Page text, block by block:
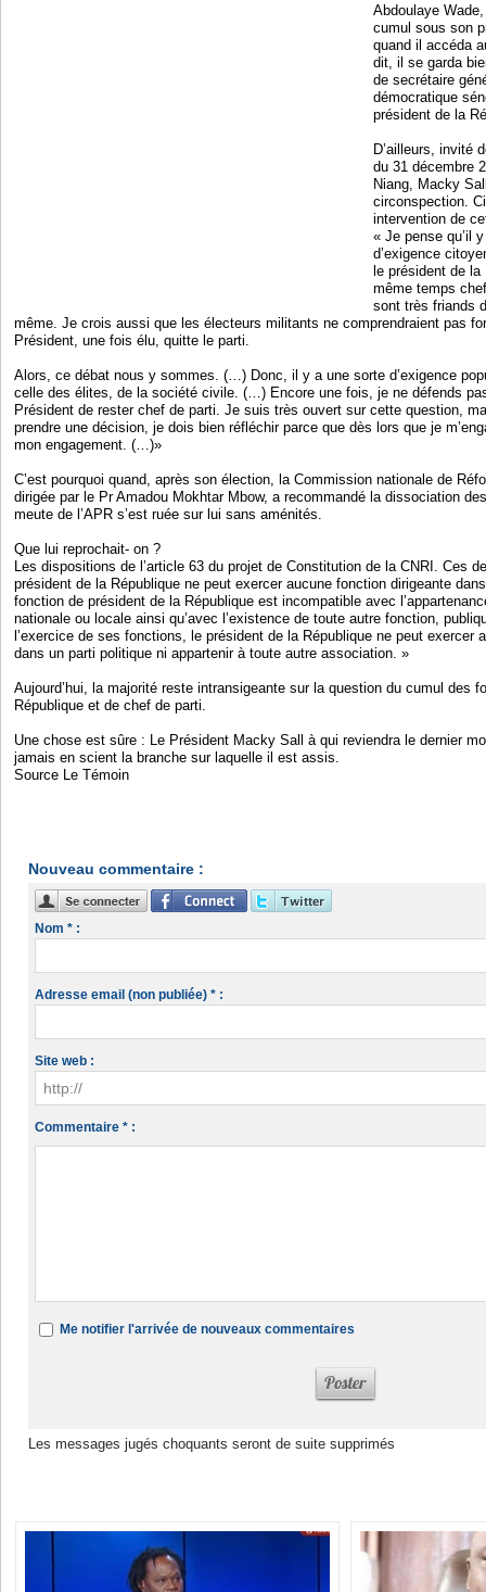
Abdoulaye
cumul sous son
quand il accéda
dit, il se garda
de secrétaire
démocratique
président de la
D’ailleurs, invité
du 31 décembre
Niang, Macky
circonspection.
intervention de
« Je pense qu’il
d’exigence
le président de
même temps
sont très friands
même. Je crois aussi que les électeurs militants ne comprendraient pas
Président, une fois élu, quitte le parti.
Alors, ce débat nous y sommes. (…) Donc, il y a une sorte d’exigence
celle des élites, de la société civile. (…) Encore une fois, je ne défends
Président de rester chef de parti. Je suis très ouvert sur cette question,
prendre une décision, je dois bien réfléchir parce que dès lors que je
mon engagement. (…)»
C’est pourquoi quand, après son élection, la Commission nationale de
dirigée par le Pr Amadou Mokhtar Mbow, a recommandé la dissociation
meute de l’APR s’est ruée sur lui sans aménités.
Que lui reprochait- on ?
Les dispositions de l’article 63 du projet de Constitution de la CNRI. Ces
président de la République ne peut exercer aucune fonction dirigeante
fonction de président de la République est incompatible avec
nationale ou locale ainsi qu’avec l’existence de toute autre fonction,
l’exercice de ses fonctions, le président de la République ne peut exercer
dans un parti politique ni appartenir à toute autre association. »
Aujourd’hui, la majorité reste intransigeante sur la question du cumul des
République et de chef de parti.
Une chose est sûre : Le Président Macky Sall à qui reviendra le dernier
jamais en scient la branche sur laquelle il est assis.
Source Le Témoin
Nouveau commentaire :
Nom * :
Adresse email (non publiée) * :
Site web :
Commentaire * :
Me notifier l'arrivée de nouveaux commentaires
Les messages jugés choquants seront de suite supprimés